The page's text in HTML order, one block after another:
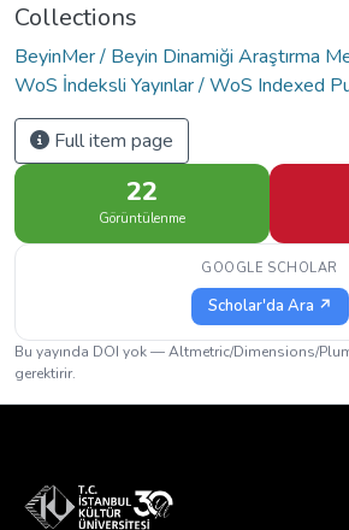
Collections
BeyinMer / Beyin Dinamiği Araştırma
WoS İndeksli Yayınlar / WoS Indexed
Full item page
22
Görüntülenme
GOOGLE SCHOLAR
Scholar'da Ara ↗
Bu yayında DOI yok — Altmetric/Dimensions/
gerektirir.